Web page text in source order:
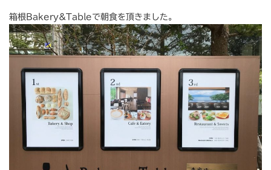
箱根Bakery&Tableで朝食を頂きました。